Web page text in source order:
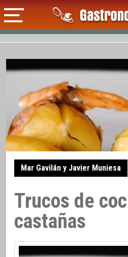
Mar Gavilán y Javier Muniesa
Trucos de
castañas